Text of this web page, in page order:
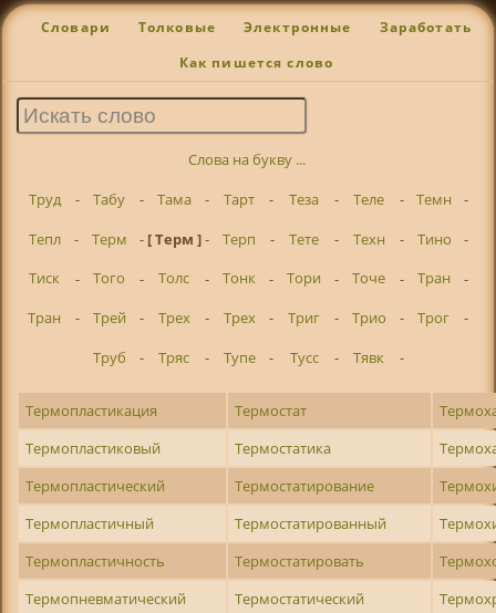
Словари Толковые Электронные Заработать
Как пишется слово
Слова на букву ...
Труд
- Табу - Тама - Тарт - Теза - Теле - Темн
-
Тепл
- Терм - [ Терм ]- Терп - Тете - Техн - Тино
-
Тиск
- Того - Толс - Тонк - Тори - Точе - Тран
-
Тран
- Трей - Трех - Трех - Триг - Трио - Трог
-
Труб
- Тряс - Тупе - Тусс - Тявк -
Термопластикация Термостат
Термопластиковый
Термостатика
Термопластический
Термостатирование
Термопластичный
Термостатированный
Термопластичность
Термостатировать
Термопневматический
Термостатический